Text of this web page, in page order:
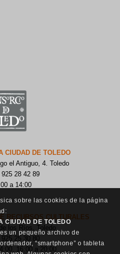
CIUDAD DE TOLEDO
el Antiguo, 4. Toledo
28 42 89
a 14:00
RECURSOS CULTURALES
los Ríos, Toledo
25 30 80
16:00 a 20:00
sobre las cookies de la página
CIUDAD DE TOLEDO
un pequeño archivo de
“smartphone” o tableta